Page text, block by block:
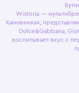
Wisteria —
Хамовниках,
Dolce&Gabbana,
воспитывает вкус с